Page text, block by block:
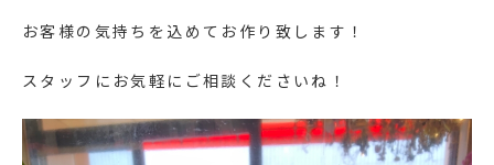
お客様の気持ちを込めてお作り致します！
スタッフにお気軽にご相談くださいね！